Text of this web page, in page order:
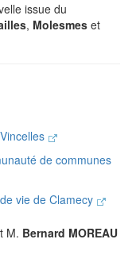
issue du
, Molesmes et
de communes
vie de Clamecy
M. Bernard MOREAU